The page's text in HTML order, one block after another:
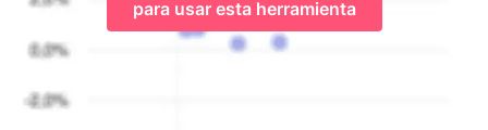
para usar esta herramienta